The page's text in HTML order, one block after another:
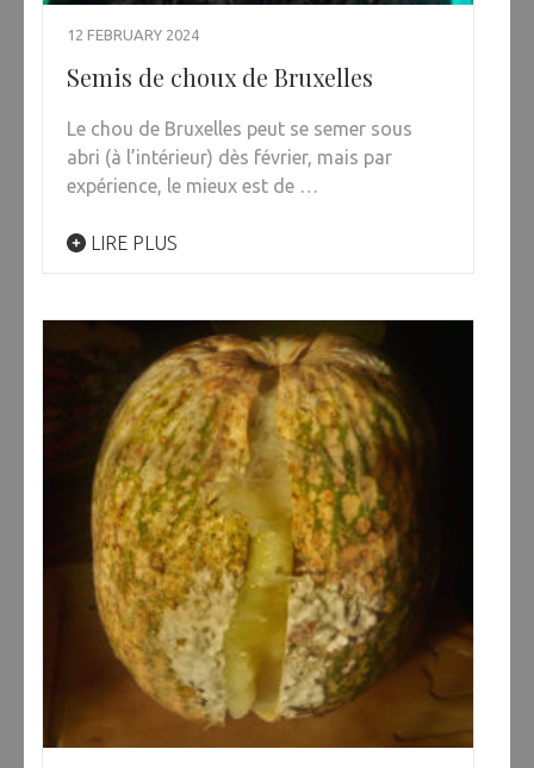
12 FEBRUARY 2024
Semis de choux de Bruxelles
Le chou de Bruxelles peut se semer sous
abri (à l’intérieur) dès février, mais par
expérience, le mieux est de …
LIRE PLUS